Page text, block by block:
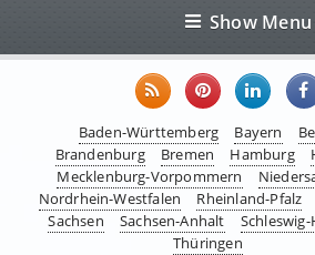
Show Menu
Baden-Württemberg Bayern
Brandenburg
Bremen Hamburg
Mecklenburg-Vorpommern
Nordrhein-Westfalen
Rheinland-Pfalz
Sachsen
Sachsen-Anhalt
Thüringen